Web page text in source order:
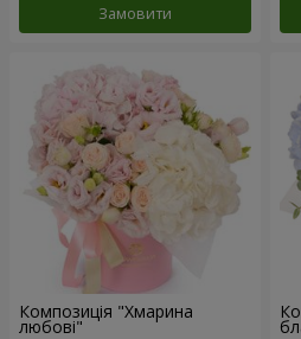
Замовити
Композиція "Хмарина
любові"